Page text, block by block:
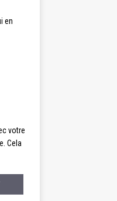
en
votre
Cela